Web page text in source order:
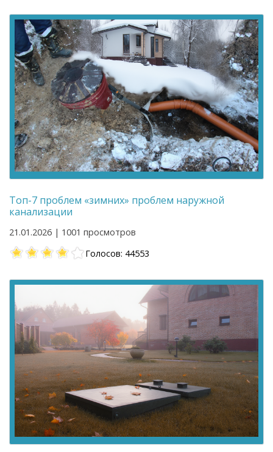
Топ-7 проблем «зимних» проблем наружной
канализации
21.01.2026 | 1001 просмотров
Голосов: 44553